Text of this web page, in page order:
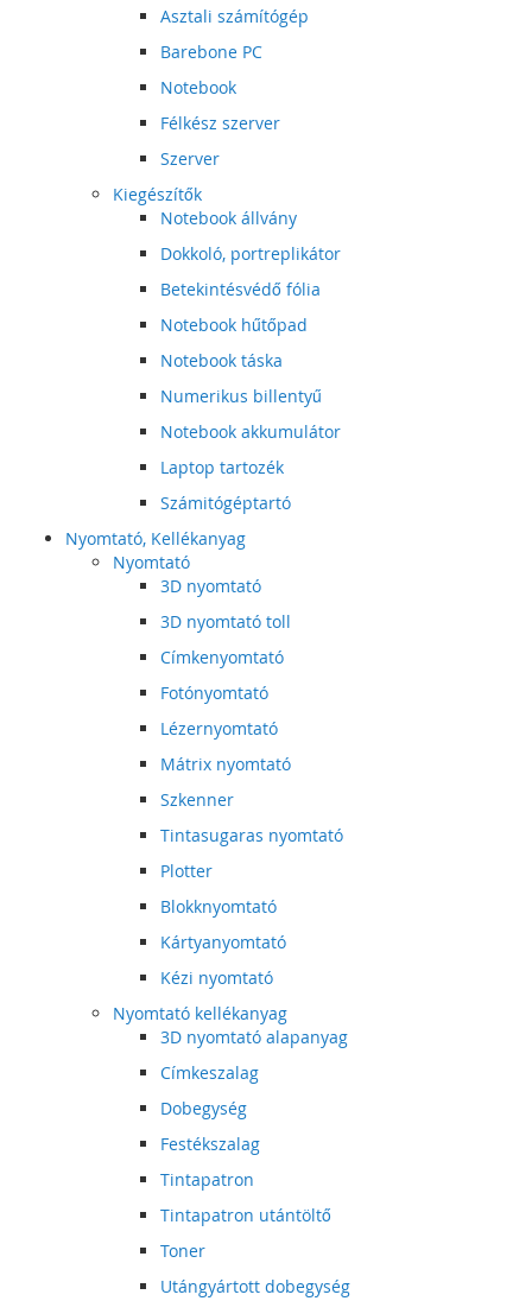
Asztali számítógép
Barebone PC
Notebook
Félkész szerver
Szerver
Kiegészítők
Notebook állvány
Dokkoló, portreplikátor
Betekintésvédő fólia
Notebook hűtőpad
Notebook táska
Numerikus billentyű
Notebook akkumulátor
Laptop tartozék
Számitógéptartó
Nyomtató, Kellékanyag
Nyomtató
3D nyomtató
3D nyomtató toll
Címkenyomtató
Fotónyomtató
Lézernyomtató
Mátrix nyomtató
Szkenner
Tintasugaras nyomtató
Plotter
Blokknyomtató
Kártyanyomtató
Kézi nyomtató
Nyomtató kellékanyag
3D nyomtató alapanyag
Címkeszalag
Dobegység
Festékszalag
Tintapatron
Tintapatron utántöltő
Toner
Utángyártott dobegység